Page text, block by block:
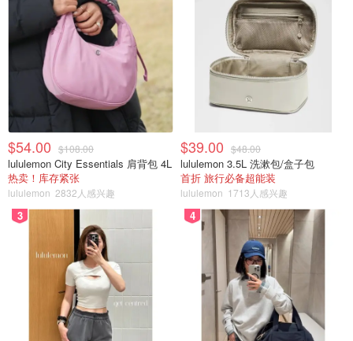
$54.00 $108.00
lululemon City Essentials 肩背包 4L
热卖！库存紧张
lululemon 2832人感兴趣
$39.00 $48.00
lululemon 3.5L 洗漱包/盒子包
首折 旅行必备超能装
lululemon 1713人感兴趣
3 4